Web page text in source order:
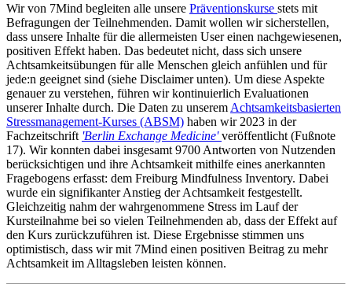
Wir von 7Mind begleiten alle unsere Präventionskurse stets mit
Befragungen der Teilnehmenden. Damit wollen wir sicherstellen,
dass unsere Inhalte für die allermeisten User einen nachgewiesenen,
positiven Effekt haben. Das bedeutet nicht, dass sich unsere
Achtsamkeitsübungen für alle Menschen gleich anfühlen und für
jede:n geeignet sind (siehe Disclaimer unten). Um diese Aspekte
genauer zu verstehen, führen wir kontinuierlich Evaluationen
unserer Inhalte durch. Die Daten zu unserem Achtsamkeitsbasierten
Stressmanagement-Kurses (ABSM) haben wir 2023 in der
Fachzeitschrift 'Berlin Exchange Medicine'veröffentlicht (Fußnote
17). Wir konnten dabei insgesamt 9700 Antworten von Nutzenden
berücksichtigen und ihre Achtsamkeit mithilfe eines anerkannten
Fragebogens erfasst: dem Freiburg Mindfulness Inventory. Dabei
wurde ein signifikanter Anstieg der Achtsamkeit festgestellt.
Gleichzeitig nahm der wahrgenommene Stress im Lauf der
Kursteilnahme bei so vielen Teilnehmenden ab, dass der Effekt auf
den Kurs zurückzuführen ist. Diese Ergebnisse stimmen uns
optimistisch, dass wir mit 7Mind einen positiven Beitrag zu mehr
Achtsamkeit im Alltagsleben leisten können.